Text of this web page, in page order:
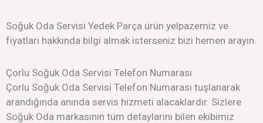
Soğuk Oda Servisi Yedek Parça ürün yelpazemiz ve
fiyatları hakkında bilgi almak isterseniz bizi hemen arayın.
Çorlu Soğuk Oda Servisi Telefon Numarası
Çorlu Soğuk Oda Servisi Telefon Numarası tuşlanarak
arandığında anında servis hizmeti alacaklardır. Sizlere
Soğuk Oda markasının tüm detaylarını bilen ekibimiz